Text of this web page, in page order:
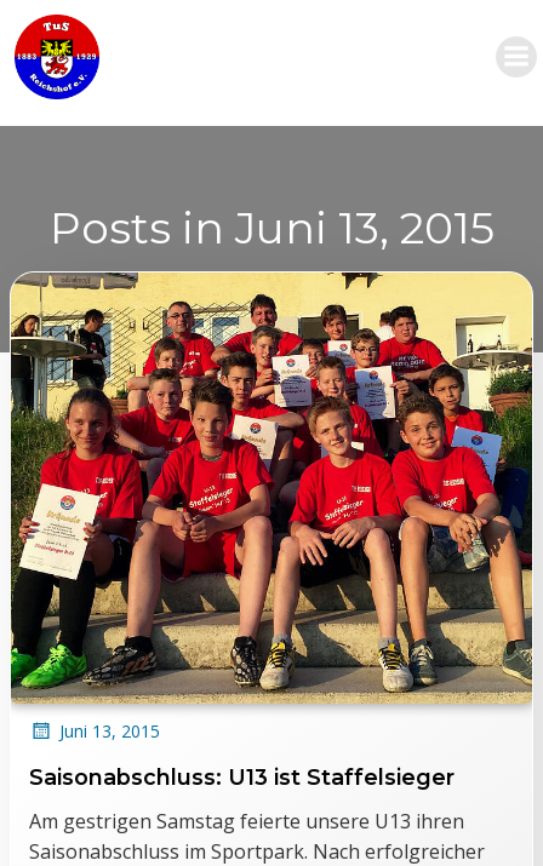
Posts in Juni 13, 2015
Juni 13, 2015
Saisonabschluss: U13 ist Staffelsieger
Am gestrigen Samstag feierte unsere U13 ihren
Saisonabschluss im Sportpark. Nach erfolgreicher